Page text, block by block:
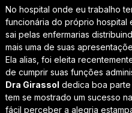
No hospital onde eu trabalho
funcionária do próprio hospital
sai pelas enfermarias
mais uma de suas
Ela alias, foi eleita
de cumprir suas funções
Dra Girassol dedica boa
tem se mostrado um sucesso
fácil perceber a alegria